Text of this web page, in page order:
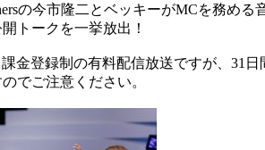
の今市隆二とベッキーがMCを務め
トークを一挙放出！
課金登録制の有料配信放送ですが、31
でご注意ください。